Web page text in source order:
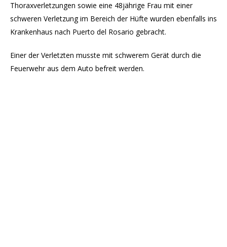
Thoraxverletzungen sowie eine 48jährige Frau mit einer
schweren Verletzung im Bereich der Hüfte wurden ebenfalls ins
Krankenhaus nach Puerto del Rosario gebracht.
Einer der Verletzten musste mit schwerem Gerät durch die
Feuerwehr aus dem Auto befreit werden.